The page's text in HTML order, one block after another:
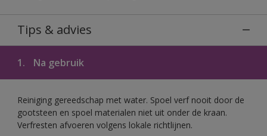
Tips & advies
1. Na gebruik
Reiniging gereedschap met water. Spoel verf nooit door de
gootsteen en spoel materialen niet uit onder de kraan.
Verfresten afvoeren volgens lokale richtlijnen.